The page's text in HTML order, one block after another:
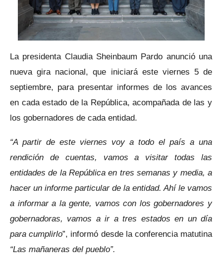
La presidenta Claudia Sheinbaum Pardo anunció una
nueva gira nacional, que iniciará este viernes 5 de
septiembre, para presentar informes de los avances
en cada estado de la República, acompañada de las y
los gobernadores de cada entidad.
“A partir de este viernes voy a todo el país a una
rendición de cuentas, vamos a visitar todas las
entidades de la República en tres semanas y media, a
hacer un informe particular de la entidad. Ahí le vamos
a informar a la gente, vamos con los gobernadores y
gobernadoras, vamos a ir a tres estados en un día
para cumplirlo”, informó desde la conferencia matutina
“Las mañaneras del pueblo”.